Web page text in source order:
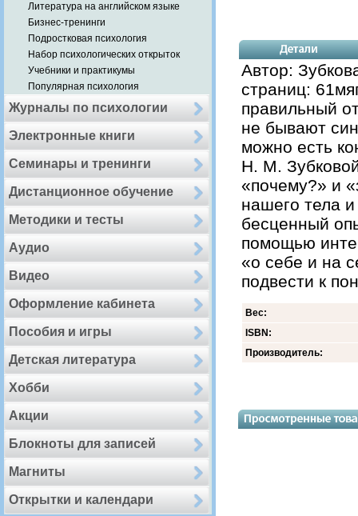
Литература на английском языке
Бизнес-тренинги
Подростковая психология
Набор психологических открыток
Учебники и практикумы
Популярная психология
Журналы по психологии
Электронные книги
Семинары и тренинги
Дистанционное обучение
Методики и тесты
Аудио
Видео
Оформление кабинета
Пособия и игры
Детская литература
Хобби
Акции
Блокноты для записей
Магниты
Открытки и календари
Автор:
страниц:
правильный
не бывают
можно есть
Н. М.
«почему?» и
нашего тела
бесценный
помощью
«о себе и на
подвести к
Вес:
ISBN:
Производитель: